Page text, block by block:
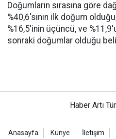
Doğumların sırasına göre
%40,6'sının ilk doğum
%16,5'inin üçüncü, ve
sonraki doğumlar olduğu
Haber Artı
Anasayfa Künye İletişim